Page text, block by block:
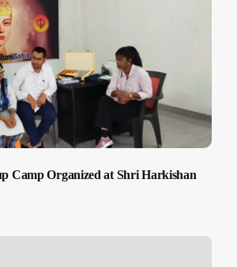
Camp Organized at Shri Harkishan